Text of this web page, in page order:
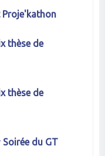
Proje'kathon
thèse de
thèse de
Soirée du GT